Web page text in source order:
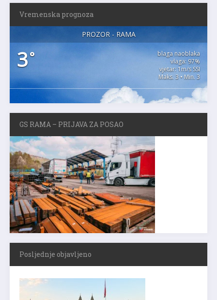
Vremenska prognoza
PROZOR - RAMA
3°
blaga naoblaka
vlaga: 97%
vjetar: 1m/s SSI
Maks. 3 • Min. 3
GS RAMA – PRIJAVA ZA POSAO
Posljednje objavljeno